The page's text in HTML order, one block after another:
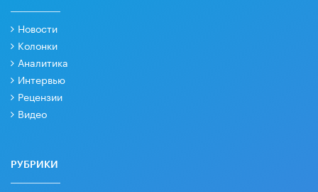
Новости
Колонки
Аналитика
Интервью
Рецензии
Видео
РУБРИКИ